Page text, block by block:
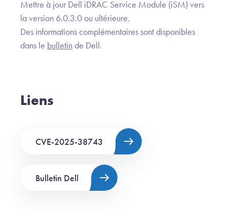
Mettre à jour Dell iDRAC Service Module (iSM) vers
la version 6.0.3.0 ou ultérieure.
Des informations complémentaires sont disponibles
dans le bulletinde Dell.
Liens
CVE-2025-38743
Bulletin Dell